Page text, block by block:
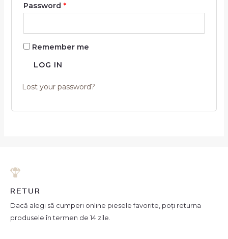
Password *
Remember me
LOG IN
Lost your password?
RETUR
Dacă alegi să cumperi online piesele favorite, poți returna
produsele în termen de 14 zile.